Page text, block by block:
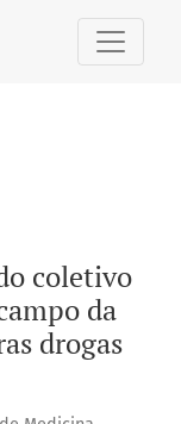
coletivo
da
drogas